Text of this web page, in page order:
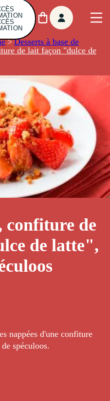
> Desserts à base de
de lait façon "dulce de
confiture de
de latte",
nappées d'une confiture
spéculoos.